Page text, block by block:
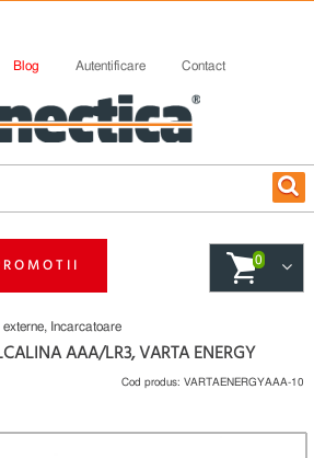
Blog Autentificare Contact
0
Incarcatoare
AAA/LR3, VARTA ENERGY
Cod produs: VARTAENERGYAAA-10